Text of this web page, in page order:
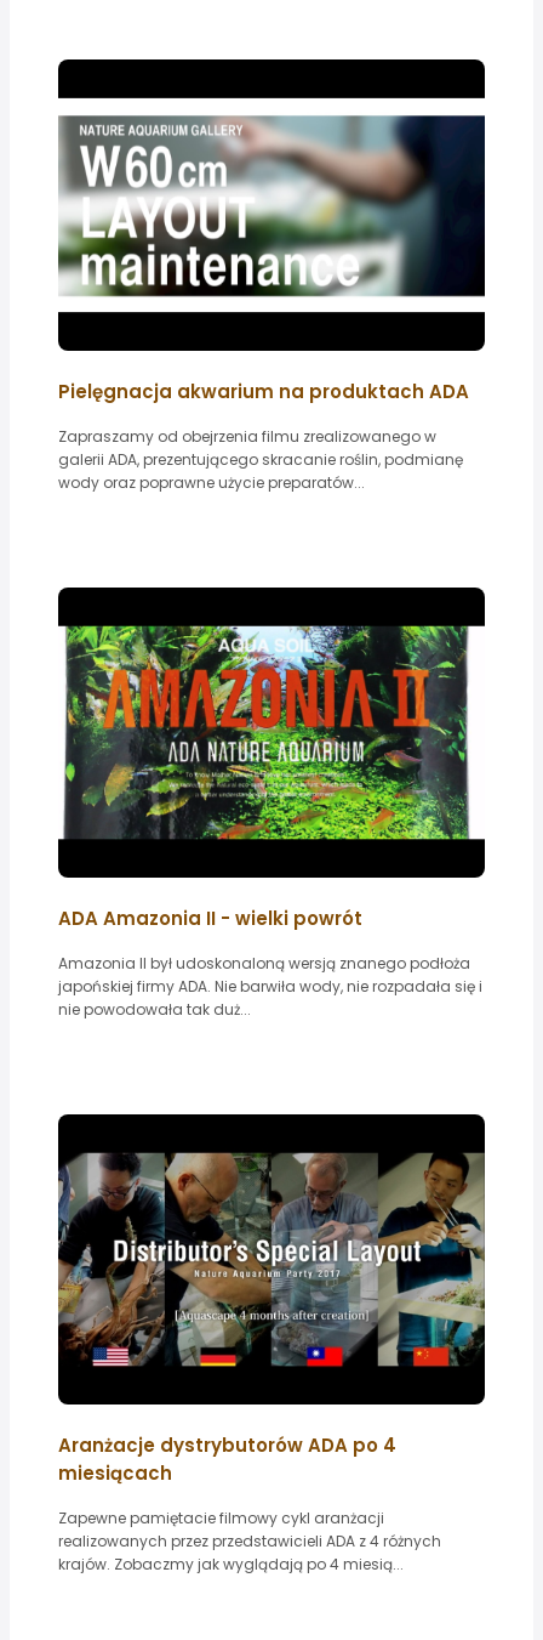
Pielęgnacja akwarium na produktach ADA
Zapraszamy od obejrzenia filmu zrealizowanego w
galerii ADA, prezentującego skracanie roślin, podmianę
wody oraz poprawne użycie preparatów...
ADA Amazonia II - wielki powrót
Amazonia II był udoskonaloną wersją znanego podłoża
japońskiej firmy ADA. Nie barwiła wody, nie rozpadała się i
nie powodowała tak duż...
Aranżacje dystrybutorów ADA po 4
miesiącach
Zapewne pamiętacie filmowy cykl aranżacji
realizowanych przez przedstawicieli ADA z 4 różnych
krajów. Zobaczmy jak wyglądają po 4 miesią...